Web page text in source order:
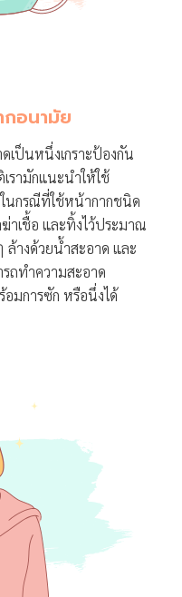
กอนามัย
เป็นหนึ่งเกราะป้องกัน
รามักแนะนำให้ใช้
นกรณีที่ใช้หน้ากากชนิด
าเชื้อ และทิ้งไว้ประมาณ
ล้างด้วยน้ำสะอาด และ
ถทำความสะอาด
มการซัก หรือนึ่งได้